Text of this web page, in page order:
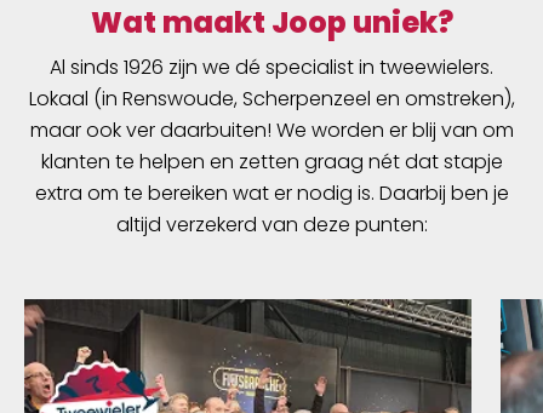
Wat maakt Joop uniek?
Al sinds 1926 zijn we dé specialist in tweewielers.
Lokaal (in Renswoude, Scherpenzeel en omstreken),
maar ook ver daarbuiten! We worden er blij van om
klanten te helpen en zetten graag nét dat stapje
extra om te bereiken wat er nodig is. Daarbij ben je
altijd verzekerd van deze punten: